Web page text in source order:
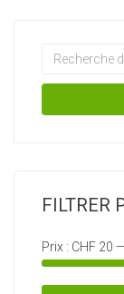
FILTRER
Prix : CHF 20 —